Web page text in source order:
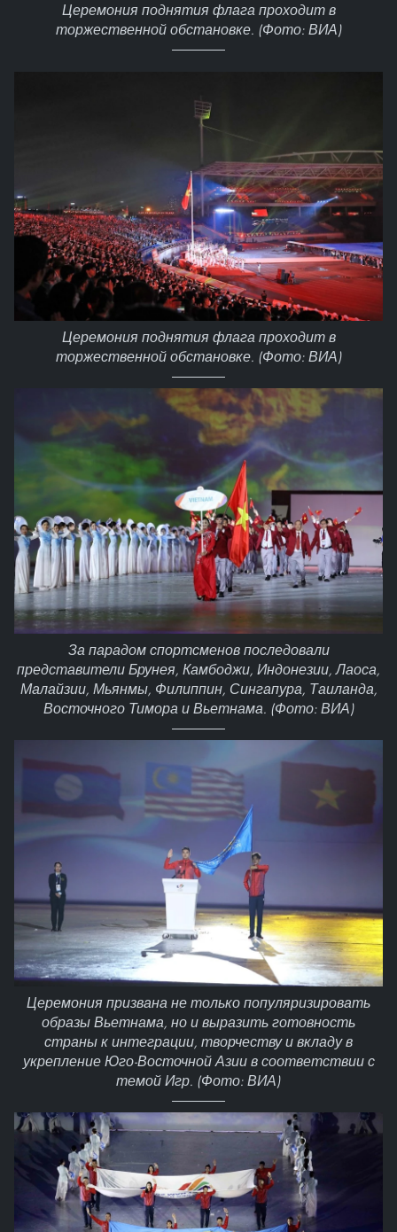
Церемония поднятия флага проходит в
торжественной обстановке. (Фото: ВИА)
Церемония поднятия флага проходит в
торжественной обстановке. (Фото: ВИА)
За парадом спортсменов последовали
представители Брунея, Камбоджи, Индонезии, Лаоса,
Малайзии, Мьянмы, Филиппин, Сингапура, Таиланда,
Восточного Тимора и Вьетнама. (Фото: ВИА)
Церемония призвана не только популяризировать
образы Вьетнама, но и выразить готовность
страны к интеграции, творчеству и вкладу в
укрепление Юго-Восточной Азии в соответствии с
темой Игр. (Фото: ВИА)